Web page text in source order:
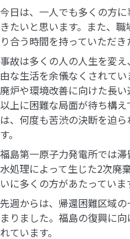
今日は、一人でも多くの方
きたいと思います。また、
り合う時間を持っていただき
事故は多くの人の人生を変
由な生活を余儀なくされて
廃炉や環境改善に向けた長
以上に困難な局面が待ち構
は、何度も苦渋の決断を迫
す。
福島第一原子力発電所では
水処理によって生じた2次廃
いに多くの方があたっていま
先週からは、帰還困難区域
まりました。福島の復興に
れています。